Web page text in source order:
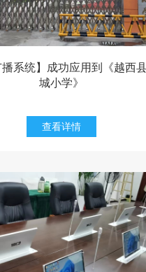
播系统】成功应用到《越西
城小学》
查看详情